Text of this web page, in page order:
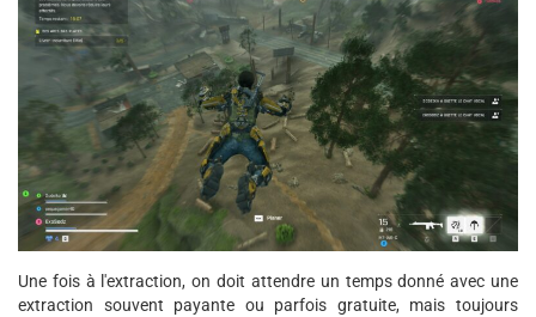
Une fois à l'extraction, on doit attendre un temps donné avec une
extraction souvent payante ou parfois gratuite, mais toujours